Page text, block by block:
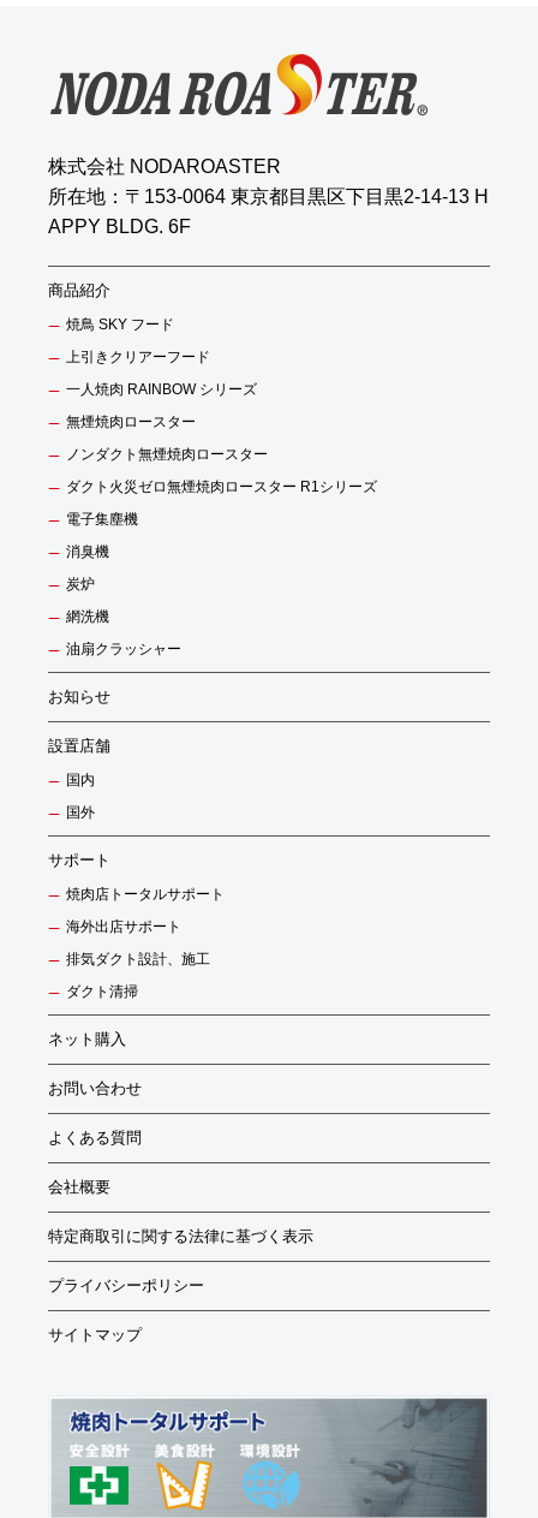
株式会社 NODAROASTER
所在地：〒153-0064 東京都目黒区下目黒2-14-13 H
APPY BLDG. 6F
商品紹介
焼鳥 SKY フード
上引きクリアーフード
一人焼肉 RAINBOW シリーズ
無煙焼肉ロースター
ノンダクト無煙焼肉ロースター
ダクト火災ゼロ無煙焼肉ロースター R1シリーズ
電子集塵機
消臭機
炭炉
網洗機
油扇クラッシャー
お知らせ
設置店舗
国内
国外
サポート
焼肉店トータルサポート
海外出店サポート
排気ダクト設計、施工
ダクト清掃
ネット購入
お問い合わせ
よくある質問
会社概要
特定商取引に関する法律に基づく表示
プライバシーポリシー
サイトマップ